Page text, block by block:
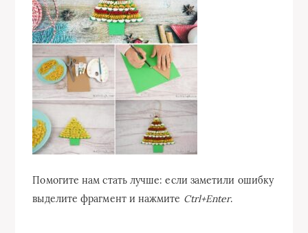
Помогите нам стать лучше: если заметили ошибку
выделите фрагмент и нажмите Ctrl+Enter.